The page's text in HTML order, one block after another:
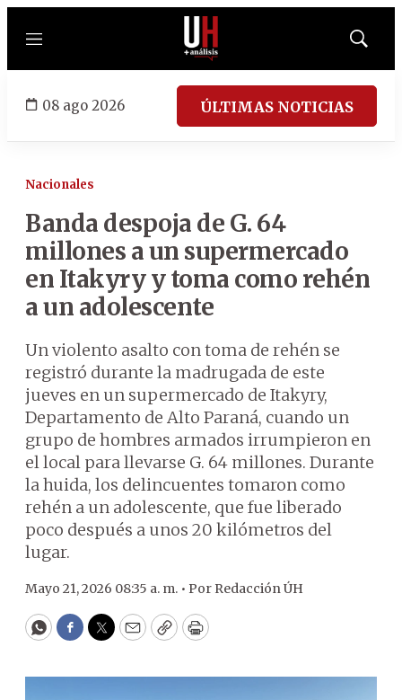
Menú
Mostrar
08 ago 2026 ÚLTIMAS NOTICIAS
Nacionales
Banda despoja de G. 64
millones a un supermercado
en Itakyry y toma como rehén
a un adolescente
Un violento asalto con toma de rehén se
registró durante la madrugada de este
jueves en un supermercado de Itakyry,
Departamento de Alto Paraná, cuando un
grupo de hombres armados irrumpieron en
el local para llevarse G. 64 millones. Durante
la huida, los delincuentes tomaron como
rehén a un adolescente, que fue liberado
poco después a unos 20 kilómetros del
lugar.
Mayo 21, 2026 08:35 a. m. • Por Redacción ÚH
WhatsApp
Facebook
Twitter
EmailCopyPrint